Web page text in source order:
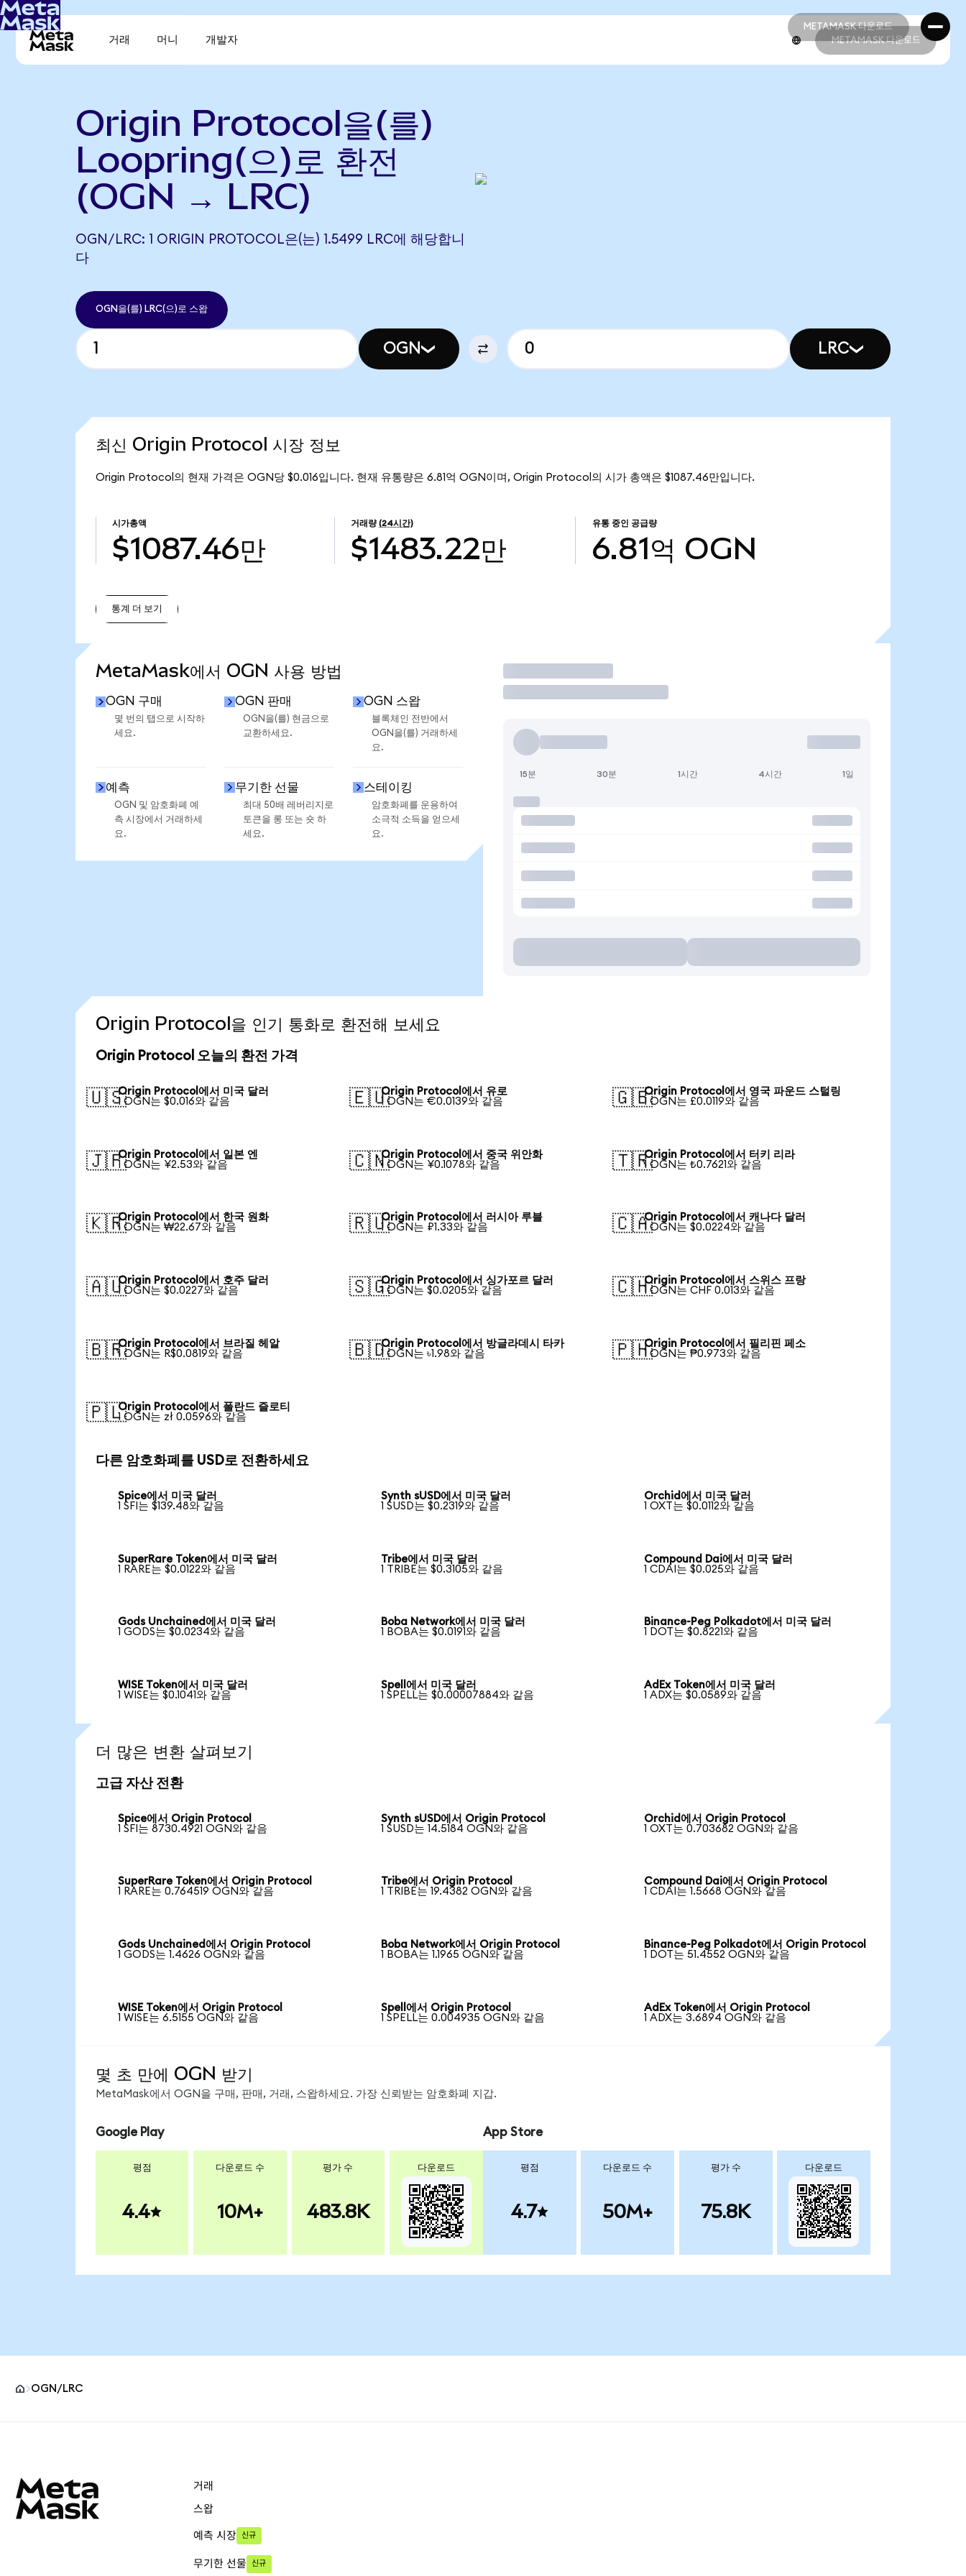
METAMASK 다운로드
METAMASK 다운로드
거래 머니 개발자 METAMASK 다운로드
Origin Protocol을(를)
Loopring(으)로 환전
(OGN → LRC)
OGN/LRC: 1 ORIGIN PROTOCOL은(는) 1.5499 LRC에 해당합니
다
OGN을(를) LRC(으)로 스왑
OGN LRC
최신 Origin Protocol 시장 정보
Origin Protocol의 현재 가격은 OGN당 $0.016입니다. 현재 유통량은 6.81억 OGN이며, Origin Protocol의 시가 총액은 $1087.46만입니다.
시가총액
$1087.46만
거래량 (24시간)
$1483.22만
유통 중인 공급량
6.81억 OGN
통계 더 보기
MetaMask에서 OGN 사용 방법
OGN 구매
몇 번의 탭으로 시작하
세요.
OGN 판매
OGN을(를) 현금으로
교환하세요.
OGN 스왑
블록체인 전반에서
OGN을(를) 거래하세
요.
예측
OGN 및 암호화폐 예
측 시장에서 거래하세
요.
무기한 선물
최대 50배 레버리지로
토큰을 롱 또는 숏 하
세요.
스테이킹
암호화폐를 운용하여
소극적 소득을 얻으세
요.
거래
15분 30분 1시간 4시간 1일
Origin Protocol을 인기 통화로 환전해 보세요
Origin Protocol 오늘의 환전 가격
🇺🇸Origin Protocol에서 미국 달러
1 OGN는 $0.016와 같음
🇪🇺Origin Protocol에서 유로
1 OGN는 €0.0139와 같음
🇬🇧Origin Protocol에서 영국 파운드 스털링
1 OGN는 £0.0119와 같음
🇯🇵Origin Protocol에서 일본 엔
1 OGN는 ¥2.53와 같음
🇨🇳Origin Protocol에서 중국 위안화
1 OGN는 ¥0.1078와 같음
🇹🇷Origin Protocol에서 터키 리라
1 OGN는 ₺0.7621와 같음
🇰🇷Origin Protocol에서 한국 원화
1 OGN는 ₩22.67와 같음
🇷🇺Origin Protocol에서 러시아 루블
1 OGN는 ₽1.33와 같음
🇨🇦Origin Protocol에서 캐나다 달러
1 OGN는 $0.0224와 같음
🇦🇺Origin Protocol에서 호주 달러
1 OGN는 $0.0227와 같음
🇸🇬Origin Protocol에서 싱가포르 달러
1 OGN는 $0.0205와 같음
🇨🇭Origin Protocol에서 스위스 프랑
1 OGN는 CHF 0.013와 같음
🇧🇷Origin Protocol에서 브라질 헤알
1 OGN는 R$0.0819와 같음
🇧🇩Origin Protocol에서 방글라데시 타카
1 OGN는 ৳1.98와 같음
🇵🇭Origin Protocol에서 필리핀 페소
1 OGN는 ₱0.973와 같음
🇵🇱Origin Protocol에서 폴란드 즐로티
1 OGN는 zł 0.0596와 같음
다른 암호화폐를 USD로 전환하세요
Spice에서 미국 달러
1 SFI는 $139.48와 같음
Synth sUSD에서 미국 달러
1 SUSD는 $0.2319와 같음
Orchid에서 미국 달러
1 OXT는 $0.0112와 같음
SuperRare Token에서 미국 달러
1 RARE는 $0.0122와 같음
Tribe에서 미국 달러
1 TRIBE는 $0.3105와 같음
Compound Dai에서 미국 달러
1 CDAI는 $0.025와 같음
Gods Unchained에서 미국 달러
1 GODS는 $0.0234와 같음
Boba Network에서 미국 달러
1 BOBA는 $0.0191와 같음
Binance-Peg Polkadot에서 미국 달러
1 DOT는 $0.8221와 같음
WISE Token에서 미국 달러
1 WISE는 $0.1041와 같음
Spell에서 미국 달러
1 SPELL는 $0.00007884와 같음
AdEx Token에서 미국 달러
1 ADX는 $0.0589와 같음
더 많은 변환 살펴보기
고급 자산 전환
Spice에서 Origin Protocol
1 SFI는 8730.4921 OGN와 같음
Synth sUSD에서 Origin Protocol
1 SUSD는 14.5184 OGN와 같음
Orchid에서 Origin Protocol
1 OXT는 0.703682 OGN와 같음
SuperRare Token에서 Origin Protocol
1 RARE는 0.764519 OGN와 같음
Tribe에서 Origin Protocol
1 TRIBE는 19.4382 OGN와 같음
Compound Dai에서 Origin Protocol
1 CDAI는 1.5668 OGN와 같음
Gods Unchained에서 Origin Protocol
1 GODS는 1.4626 OGN와 같음
Boba Network에서 Origin Protocol
1 BOBA는 1.1965 OGN와 같음
Binance-Peg Polkadot에서 Origin Protocol
1 DOT는 51.4552 OGN와 같음
WISE Token에서 Origin Protocol
1 WISE는 6.5155 OGN와 같음
Spell에서 Origin Protocol
1 SPELL는 0.004935 OGN와 같음
AdEx Token에서 Origin Protocol
1 ADX는 3.6894 OGN와 같음
몇 초 만에 OGN 받기
MetaMask에서 OGN을 구매, 판매, 거래, 스왑하세요. 가장 신뢰받는 암호화폐 지갑.
Google Play
평점
4.4
다운로드 수
10M+
평가 수
483.8K
다운로드
App Store
평점
4.7
다운로드 수
50M+
평가 수
75.8K
다운로드
OGN/LRC
거래
스왑
예측 시장 신규
무기한 선물 신규